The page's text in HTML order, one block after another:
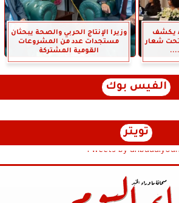
”هي الفنون Arts- ”She يكشف
تحت شعار
وزيرا الإنتاج الحربي والصحة يبحثان
مستجدات عدد من المشروعات
القومية المشتركة
الفيس بوك
تويتر
Tweets by